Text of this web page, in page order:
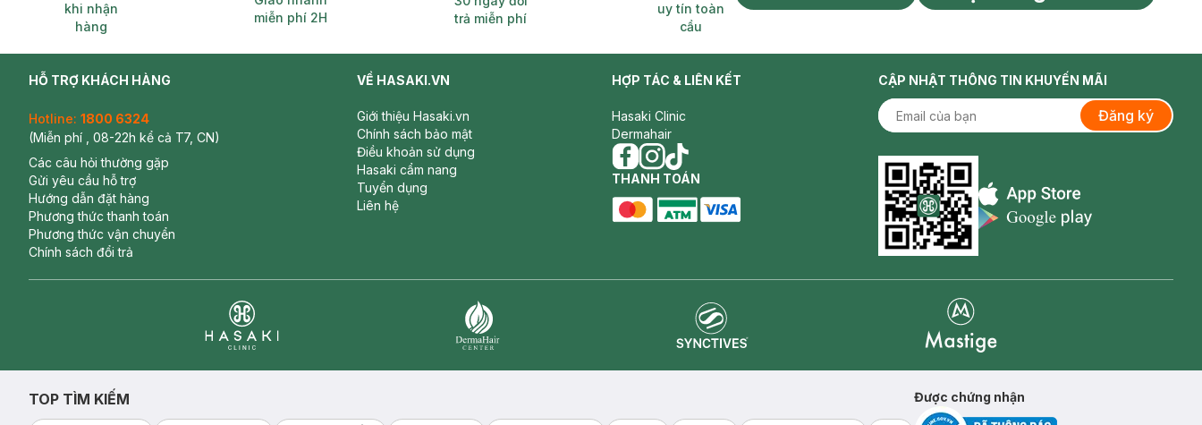
khi nhận
hàng
miễn phí 2H
trả miễn phí
uy tín toàn
cầu
HỖ TRỢ KHÁCH HÀNG
Hotline: 1800 6324
(Miễn phí , 08-22h kể cả T7, CN)
Các câu hỏi thường gặp
Gửi yêu cầu hỗ trợ
Hướng dẫn đặt hàng
Phương thức thanh toán
Phương thức vận chuyển
Chính sách đổi trả
VỀ HASAKI.VN
Giới thiệu Hasaki.vn
Chính sách bảo mật
Điều khoản sử dụng
Hasaki cẩm nang
Tuyển dụng
Liên hệ
HỢP TÁC & LIÊN KẾT
Hasaki Clinic
Dermahair
facebook
instagram
tiktok
THANH TOÁN
CẬP NHẬT THÔNG TIN KHUYẾN MÃI
Đăng ký
Appstore icon
TOP TÌM KIẾM Được chứng nhận